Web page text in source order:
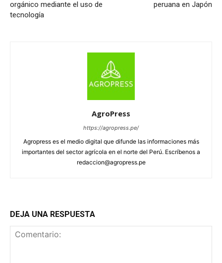
orgánico mediante el uso de
tecnología
peruana en Japón
AgroPress
https://agropress.pe/
Agropress es el medio digital que difunde las informaciones más
importantes del sector agrícola en el norte del Perú. Escríbenos a
redaccion@agropress.pe
DEJA UNA RESPUESTA